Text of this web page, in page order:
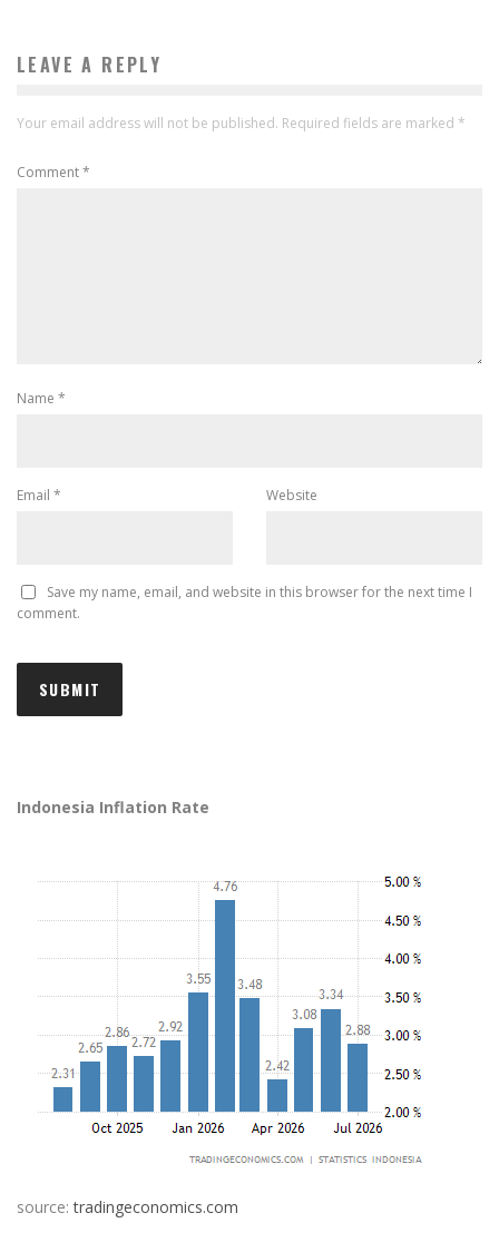
LEAVE A REPLY
Your email address will not be published. Required fields are marked *
Comment*
Name *
Email * Website
Save my name, email, and website in this browser for the next time I
comment.
Indonesia Inflation Rate
source:tradingeconomics.com